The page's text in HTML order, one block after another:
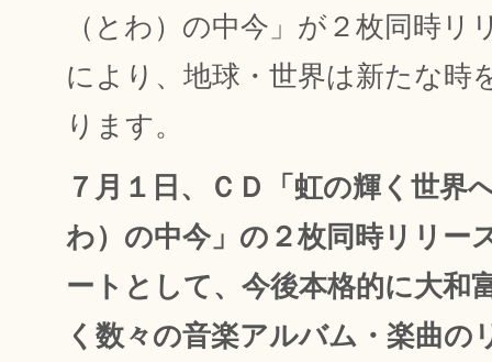
（とわ）の中今」が２枚同時リ
により、地球・世界は新たな時
ります。
７月１日、ＣＤ「虹の輝く世界
わ）の中今」の２枚同時リリー
ートとして、今後本格的に大和
く数々の音楽アルバム・楽曲の